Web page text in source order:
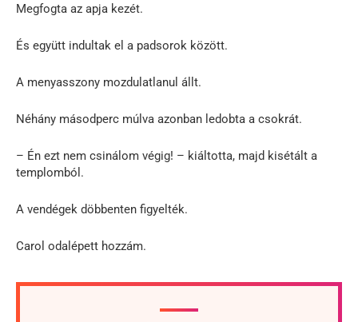
Megfogta az apja kezét.
És együtt indultak el a padsorok között.
A menyasszony mozdulatlanul állt.
Néhány másodperc múlva azonban ledobta a csokrát.
– Én ezt nem csinálom végig! – kiáltotta, majd kisétált a
templomból.
A vendégek döbbenten figyelték.
Carol odalépett hozzám.